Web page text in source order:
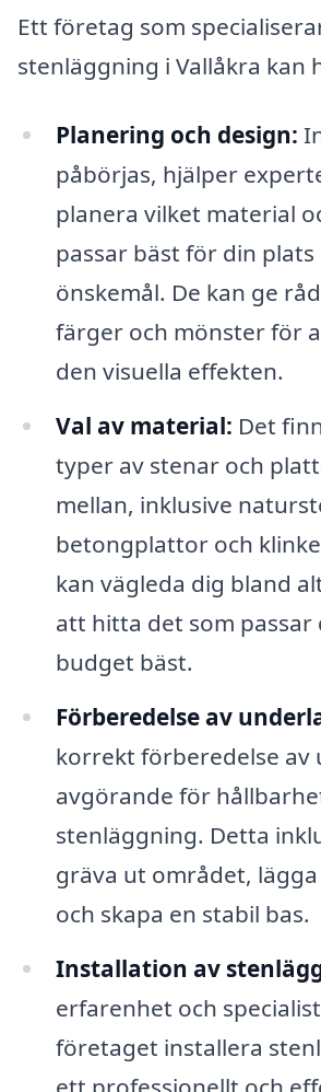
Ett företag som
stenläggning i Vallåkra kan
Planering och design:
påbörjas, hjälper
planera vilket material
passar bäst för din plats
önskemål. De kan ge
färger och mönster för
den visuella effekten.
Val av material: Det
typer av stenar och
mellan, inklusive
betongplattor och
kan vägleda dig bland
att hitta det som passar
budget bäst.
Förberedelse av
korrekt förberedelse av
avgörande för
stenläggning. Detta
gräva ut området,
och skapa en stabil bas.
Installation av
erfarenhet och
företaget installera